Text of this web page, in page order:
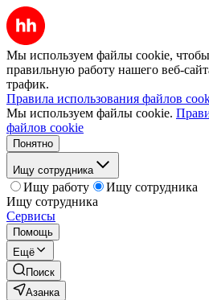
Мы используем файлы cookie, чтобы
правильную работу нашего веб-
трафик.
Правила использования файлов
Мы используем файлы cookie.
файлов cookie
Понятно
Ищу сотрудника
Ищу работу
Ищу сотрудника
Ищу сотрудника
Сервисы
Помощь
Ещё
Поиск
Азанка